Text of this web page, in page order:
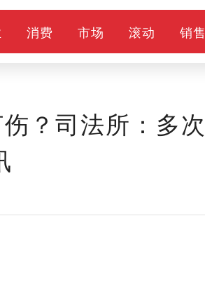
消费 市场 滚动 销售
？司法所：多次